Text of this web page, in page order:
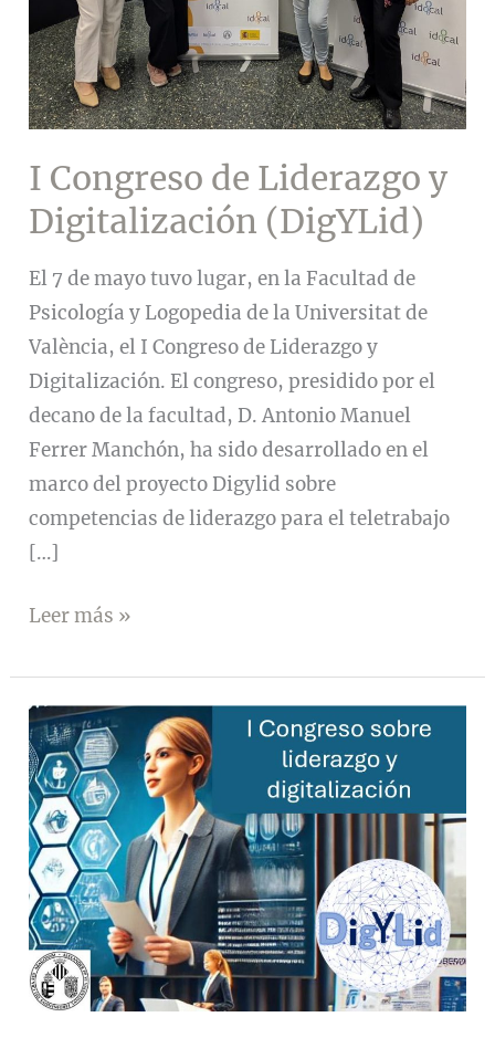
I Congreso de Liderazgo y
Digitalización (DigYLid)
El 7 de mayo tuvo lugar, en la Facultad de
Psicología y Logopedia de la Universitat de
València, el I Congreso de Liderazgo y
Digitalización. El congreso, presidido por el
decano de la facultad, D. Antonio Manuel
Ferrer Manchón, ha sido desarrollado en el
marco del proyecto Digylid sobre
competencias de liderazgo para el teletrabajo
[…]
I
de
Liderazgo
y
Digitalización
(DigYLid)
Leer más »